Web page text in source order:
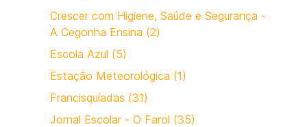
Crescer com Higiene, Saúde e Segurança -
A Cegonha Ensina (2)
Escola Azul (5)
Estação Meteorológica (1)
Francisquíadas (31)
Jornal Escolar - O Farol (35)